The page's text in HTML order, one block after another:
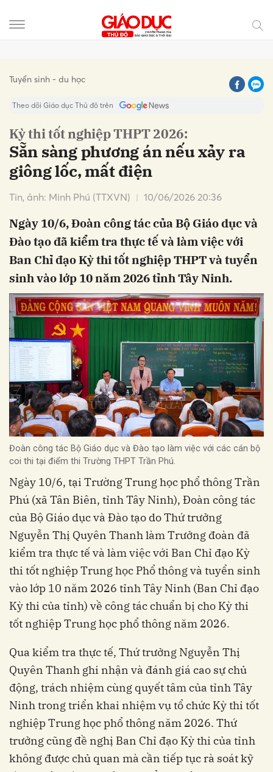
Tuyển sinh - du học
Theo dõi Giáo dục Thủ đô trên
Kỳ thi tốt nghiệp THPT 2026:
Sẵn sàng phương án nếu xảy ra
giông lốc, mất điện
Tin, ảnh: Minh Phú (TTXVN) 10/06/2026 20:36
Ngày 10/6, Đoàn công tác của Bộ Giáo dục và
Đào tạo đã kiểm tra thực tế và làm việc với
Ban Chỉ đạo Kỳ thi tốt nghiệp THPT và tuyển
sinh vào lớp 10 năm 2026 tỉnh Tây Ninh.
Đoàn công tác Bộ Giáo dục và Đào tạo làm việc với các cán bộ
coi thi tại điểm thi Trường THPT Trần Phú.
Ngày 10/6, tại Trường Trung học phổ thông Trần
Phú (xã Tân Biên, tỉnh Tây Ninh), Đoàn công tác
của Bộ Giáo dục và Đào tạo do Thứ trưởng
Nguyễn Thị Quyên Thanh làm Trưởng đoàn đã
kiểm tra thực tế và làm việc với Ban Chỉ đạo Kỳ
thi tốt nghiệp Trung học Phổ thông và tuyển sinh
vào lớp 10 năm 2026 tỉnh Tây Ninh (Ban Chỉ đạo
Kỳ thi của tỉnh) về công tác chuẩn bị cho Kỳ thi
tốt nghiệp Trung học phổ thông năm 2026.
Qua kiểm tra thực tế, Thứ trưởng Nguyễn Thị
Quyên Thanh ghi nhận và đánh giá cao sự chủ
động, trách nhiệm cùng quyết tâm của tỉnh Tây
Ninh trong triển khai nhiệm vụ tổ chức Kỳ thi tốt
nghiệp Trung học phổ thông năm 2026. Thứ
trưởng cũng đề nghị Ban Chỉ đạo Kỳ thi của tỉnh
không được chủ quan mà cần tiếp tục rà soát kỹ
Hủy Gửi